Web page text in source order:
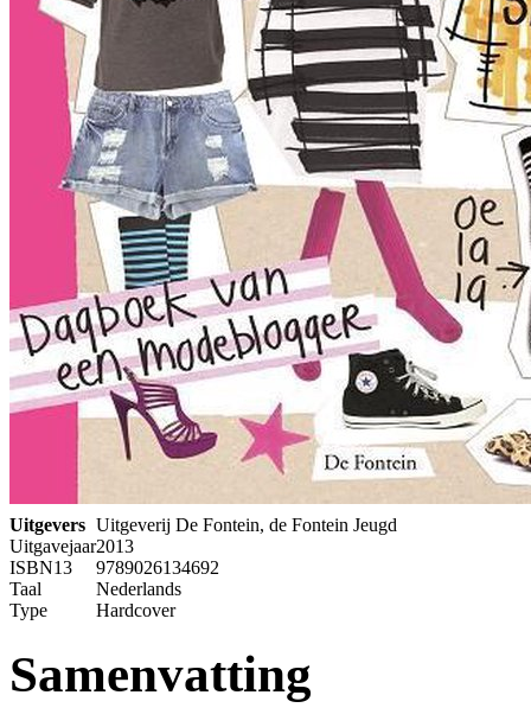
Uitgevers Uitgeverij De Fontein, de Fontein Jeugd
Uitgavejaar2013
ISBN13
9789026134692
Taal
Nederlands
Type
Hardcover
Samenvatting